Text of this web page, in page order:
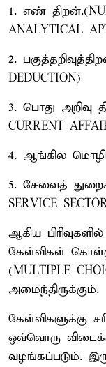
1. எண்
ANALYTICAL
2.
DEDUCTION)
3. பொது அறிவு
CURRENT
4. ஆங்கில மொழி
5. சேவைத்
SERVICE
ஆகிய
கேள்விகள்
(MULTIPLE
அமைந்திருக்கும்.
கேள்விகளுக்கு
ஒவ்வொரு
வழங்கப்படும்.